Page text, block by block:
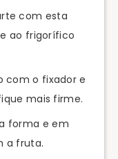
com esta
ao frigorífico
com o fixador e
mais firme.
forma e em
a fruta.